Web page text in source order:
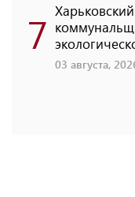
7
03 августа,